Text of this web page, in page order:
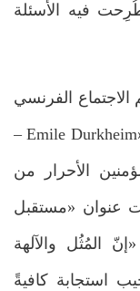
فيه الأسئلة
ألقَى عالم الاجتماع الفرنسي
الشهير «إميل دوركايم Emile Durkheim» (1858 – 1917) –
الأحرار من
عنوان «مستقبل
المُثُل والآلهة
استجابة كافيةً